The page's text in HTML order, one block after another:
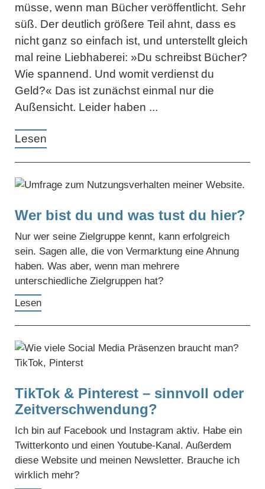
müsse, wenn man Bücher veröffentlicht. Sehr
süß. Der deutlich größere Teil ahnt, dass es
nicht ganz so einfach ist, und unterstellt gleich
mal reine Liebhaberei: »Du schreibst Bücher?
Wie spannend. Und womit verdienst du
Geld?« Das ist zunächst einmal nur die
Außensicht. Leider haben ...
Lesen
Wer bist du und was tust du hier?
Nur wer seine Zielgruppe kennt, kann erfolgreich
sein. Sagen alle, die von Vermarktung eine Ahnung
haben. Was aber, wenn man mehrere
unterschiedliche Zielgruppen hat?
Lesen
TikTok & Pinterest – sinnvoll oder
Zeitverschwendung?
Ich bin auf Facebook und Instagram aktiv. Habe ein
Twitterkonto und einen Youtube-Kanal. Außerdem
diese Website und meinen Newsletter. Brauche ich
wirklich mehr?